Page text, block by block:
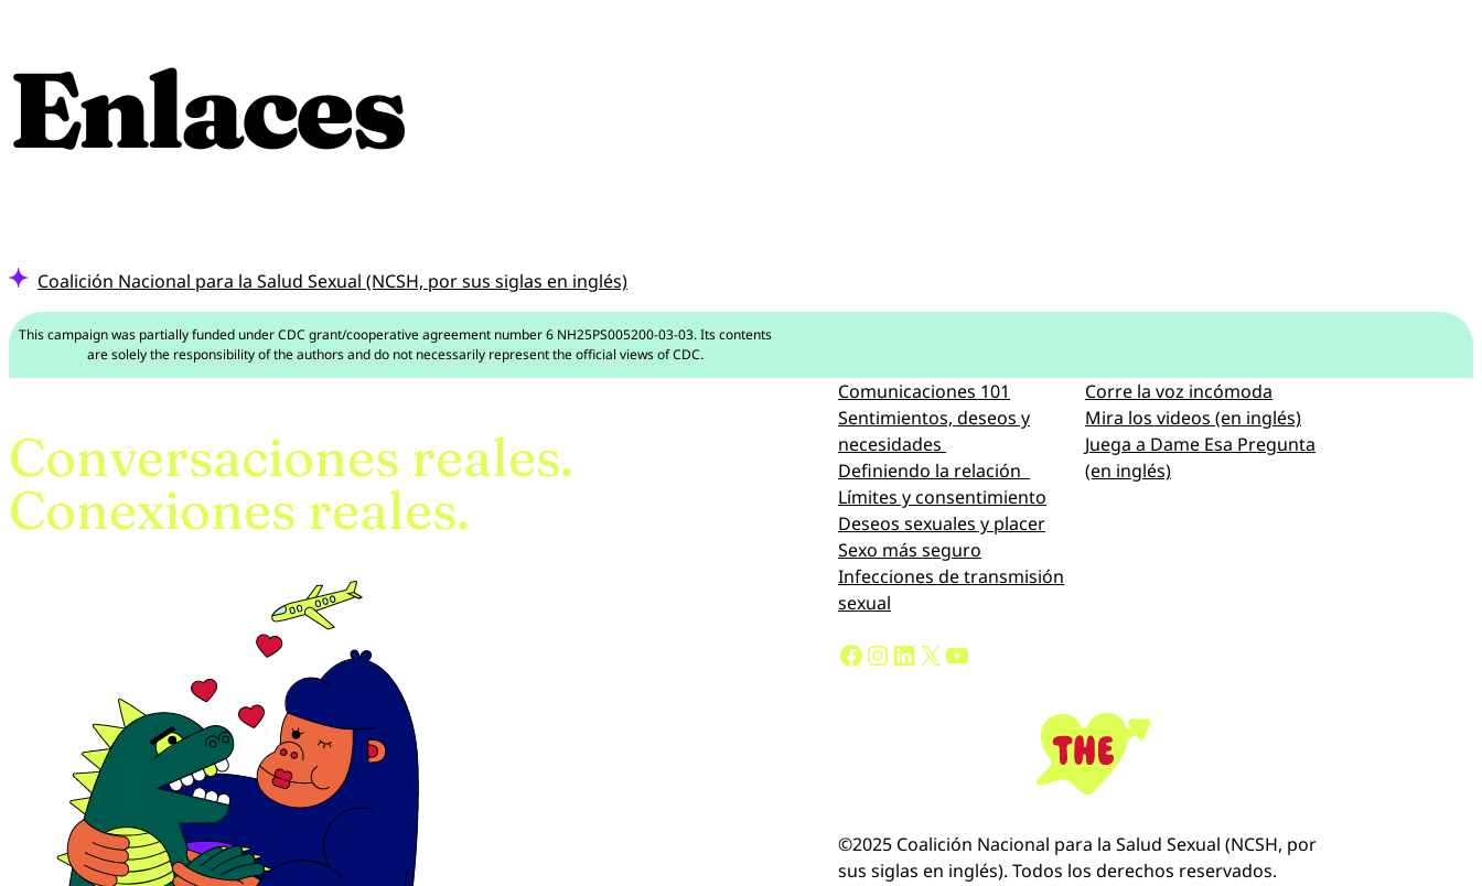
Enlaces
Coalición Nacional para la Salud Sexual (NCSH, por sus siglas en inglés)
This campaign was partially funded under CDC grant/cooperative agreement number 6 NH25PS005200-03-03. Its contents
are solely the responsibility of the authors and do not necessarily represent the official views of CDC.
Conversaciones reales.
Conexiones reales.
Comunicaciones 101
Sentimientos, deseos y
necesidades
Definiendo la relación
Límites y consentimiento
Deseos sexuales y placer
Sexo más seguro
Infecciones de transmisión
sexual
Corre la voz incómoda
Mira los videos (en inglés)
Juega a Dame Esa Pregunta
(en inglés)
Facebook InstagramLinkedIn X YouTube
©2025 Coalición Nacional para la Salud Sexual (NCSH, por
sus siglas en inglés). Todos los derechos reservados.